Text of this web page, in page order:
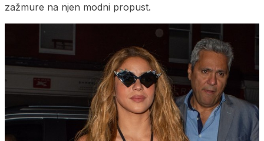
zažmure na njen modni propust.